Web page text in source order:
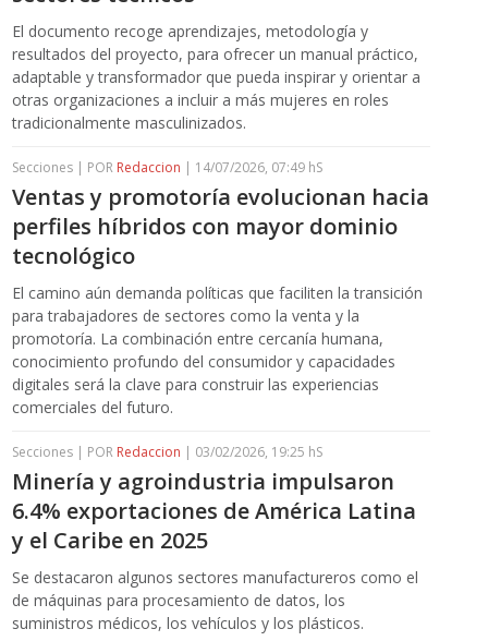
El documento recoge aprendizajes, metodología y
resultados del proyecto, para ofrecer un manual práctico,
adaptable y transformador que pueda inspirar y orientar a
otras organizaciones a incluir a más mujeres en roles
tradicionalmente masculinizados.
Secciones | POR Redaccion | 14/07/2026, 07:49 hS
Ventas y promotoría evolucionan hacia
perfiles híbridos con mayor dominio
tecnológico
El camino aún demanda políticas que faciliten la transición
para trabajadores de sectores como la venta y la
promotoría. La combinación entre cercanía humana,
conocimiento profundo del consumidor y capacidades
digitales será la clave para construir las experiencias
comerciales del futuro.
Secciones | POR Redaccion | 03/02/2026, 19:25 hS
Minería y agroindustria impulsaron
6.4% exportaciones de América Latina
y el Caribe en 2025
Se destacaron algunos sectores manufactureros como el
de máquinas para procesamiento de datos, los
suministros médicos, los vehículos y los plásticos.